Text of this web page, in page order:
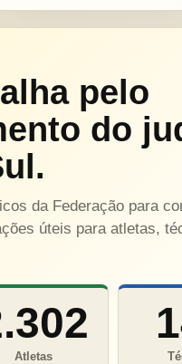
pelo
do
da Federação para
úteis para atletas,
Atletas